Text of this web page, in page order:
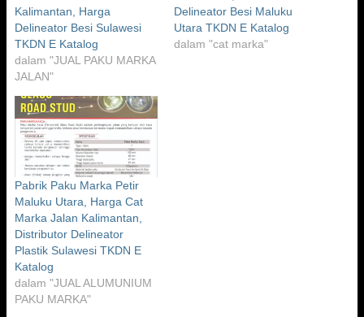
Kalimantan, Harga
Delineator Besi Sulawesi
TKDN E Katalog
dalam "JUAL PAKU MARKA
JALAN"
Delineator Besi Maluku
Utara TKDN E Katalog
dalam "cat marka"
Pabrik Paku Marka Petir
Maluku Utara, Harga Cat
Marka Jalan Kalimantan,
Distributor Delineator
Plastik Sulawesi TKDN E
Katalog
dalam "JUAL ALUMUNIUM
PAKU MARKA"